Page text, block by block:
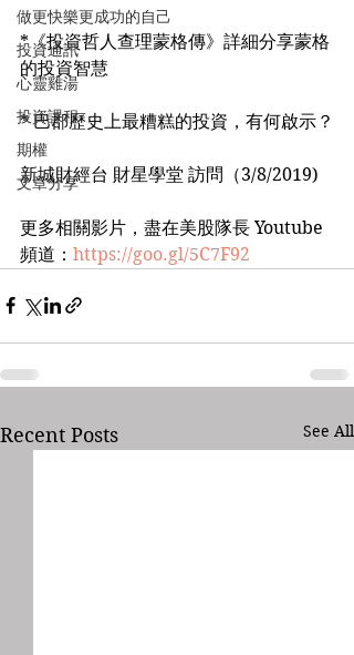
做更快樂更成功的自己
投資通訊
心靈雞湯
投資課程
期權
文章分享
*《投資哲人查理蒙格傳》詳細分享蒙格
的投資智慧
* 巴郡歷史上最糟糕的投資，有何啟示？
新城財經台 財星學堂 訪問（3/8/2019)
更多相關影片，盡在美股隊長 Youtube
頻道： https://goo.gl/5C7F92
Recent Posts See All